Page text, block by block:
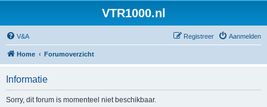
VTR1000.nl
V&A Aanmelden
Registreer
Home Forumoverzicht
Informatie
Sorry, dit forum is momenteel niet beschikbaar.